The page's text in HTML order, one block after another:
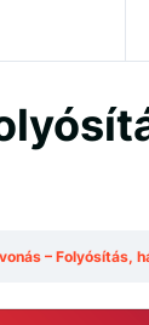
– Folyósítás,